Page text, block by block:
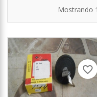
Mostrando
favorite_border